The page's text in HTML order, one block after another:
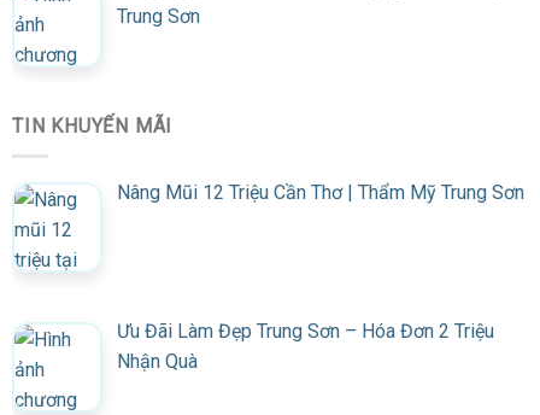
Trung Sơn
TIN KHUYẾN MÃI
Nâng Mũi 12 Triệu Cần Thơ | Thẩm Mỹ Trung Sơn
Ưu Đãi Làm Đẹp Trung Sơn – Hóa Đơn 2 Triệu
Nhận Quà